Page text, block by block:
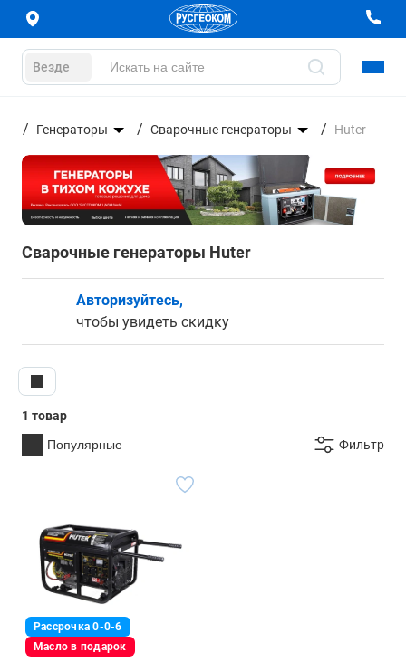
Везде
Генераторы Сварочные генераторы Huter
Сварочные генераторы Huter
Авторизуйтесь,
чтобы увидеть скидку
1 товар
Популярные
Фильтр
Рассрочка 0-0-6
Масло в подарок